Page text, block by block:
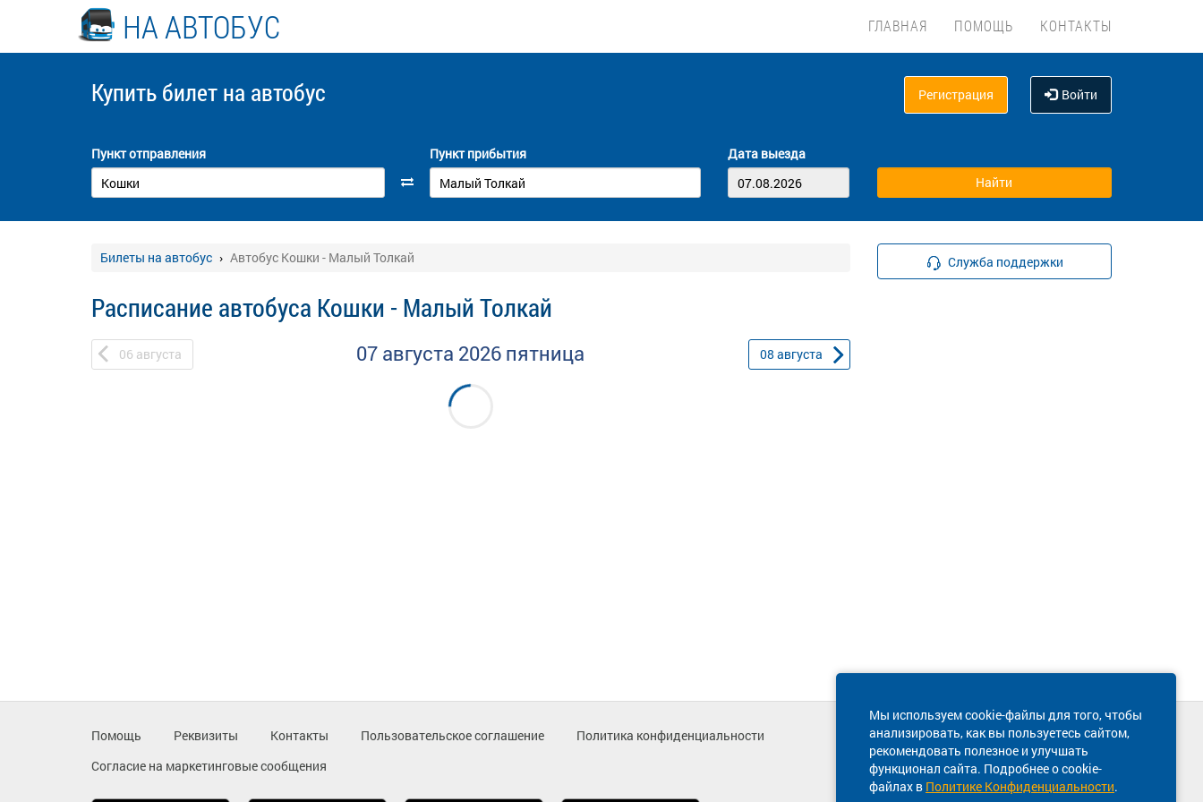
НА АВТОБУС ГЛАВНАЯ ПОМОЩЬ КОНТАКТЫ
Купить билет на автобус Регистрация Войти
Пункт отправления Пункт прибытия Дата выезда
Билеты на автобус Автобус Кошки - Малый Толкай
Расписание автобуса Кошки - Малый Толкай
06 августа 07 августа 2026 пятница 08 августа
Служба поддержки
Мы используем cookie-файлы для того, чтобы
анализировать, как вы пользуетесь сайтом,
рекомендовать полезное и улучшать
функционал сайта. Подробнее о cookie-
файлах в Политике Конфиденциальности.
Помощь Реквизиты Контакты Пользовательское соглашение
Политика конфиденциальности
Согласие на маркетинговые сообщения
Техническая поддержка сайта
8 800 600-03-38